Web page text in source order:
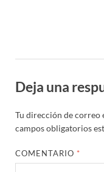
Deja una
Tu dirección de correo
campos obligatorios
COMENTARIO *